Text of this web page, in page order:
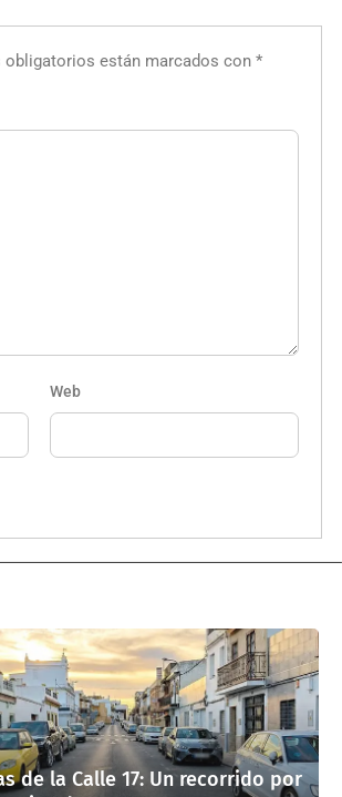
obligatorios están marcados con *
Web
de la Calle 17: Un recorrido por